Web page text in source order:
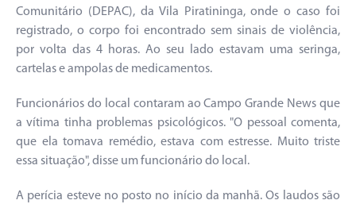
Comunitário (DEPAC), da Vila Piratininga, onde o caso foi
registrado, o corpo foi encontrado sem sinais de violência,
por volta das 4 horas. Ao seu lado estavam uma seringa,
cartelas e ampolas de medicamentos.
Funcionários do local contaram ao Campo Grande News que
a vítima tinha problemas psicológicos. "O pessoal comenta,
que ela tomava remédio, estava com estresse. Muito triste
essa situação", disse um funcionário do local.
A perícia esteve no posto no início da manhã. Os laudos são